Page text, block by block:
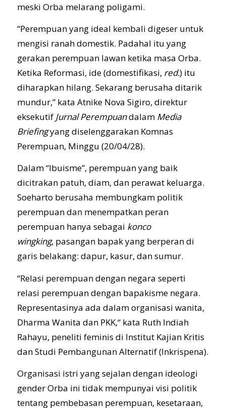
meski Orba melarang poligami.
“Perempuan yang ideal kembali digeser untuk
mengisi ranah domestik. Padahal itu yang
gerakan perempuan lawan ketika masa Orba.
Ketika Reformasi, ide (domestifikasi, red.) itu
diharapkan hilang. Sekarang berusaha ditarik
mundur,” kata Atnike Nova Sigiro, direktur
eksekutif Jurnal Perempuandalam Media
Briefingyang diselenggarakan Komnas
Perempuan, Minggu (20/04/28).
Dalam “Ibuisme”, perempuan yang baik
dicitrakan patuh, diam, dan perawat keluarga.
Soeharto berusaha membungkam politik
perempuan dan menempatkan peran
perempuan hanya sebagai konco
wingking, pasangan bapak yang berperan di
garis belakang: dapur, kasur, dan sumur.
“Relasi perempuan dengan negara seperti
relasi perempuan dengan bapakisme negara.
Representasinya ada dalam organisasi wanita,
Dharma Wanita dan PKK,“ kata Ruth Indiah
Rahayu, peneliti feminis di Institut Kajian Kritis
dan Studi Pembangunan Alternatif (Inkrispena).
Organisasi istri yang sejalan dengan ideologi
gender Orba ini tidak mempunyai visi politik
tentang pembebasan perempuan, kesetaraan,